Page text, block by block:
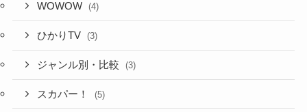
WOWOW (4)
ひかりTV (3)
ジャンル別・比較 (3)
スカパー！ (5)